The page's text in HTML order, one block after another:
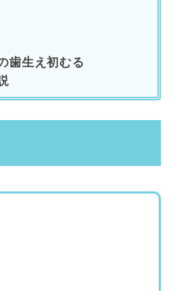
歯生え初むる